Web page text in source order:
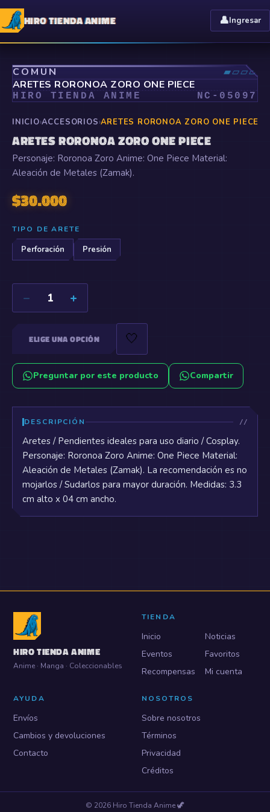
HIRO TIENDA ANIME 👤Ingresar
COMÚN ▰▱▱▱
⤢
ARETES RORONOA ZORO ONE PIECE
HIRO TIENDA ANIME NC- 05097
INICIO›ACCESORIOS›ARETES RORONOA ZORO ONE PIECE
ARETES RORONOA ZORO ONE PIECE
Personaje: Roronoa Zoro Anime: One Piece Material:
Aleación de Metales (Zamak).
$30.000
TIPO DE ARETE
Perforación Presión
− 1 +
ELIGE UNA OPCIÓN 🤍
Preguntar por este producto Compartir
DESCRIPCIÓN
Aretes / Pendientes ideales para uso diario / Cosplay.
Personaje: Roronoa Zoro Anime: One Piece Material:
Aleación de Metales (Zamak). La recomendación es no
mojarlos / Sudarlos para mayor duración. Medidas: 3.3
cm alto x 04 cm ancho.
HIRO TIENDA ANIME
Anime · Manga · Coleccionables
TIENDA
Inicio
Noticias
Eventos
Favoritos
Recompensas
Mi cuenta
AYUDA
Envíos
Cambios y devoluciones
Contacto
NOSOTROS
Sobre nosotros
Términos
Privacidad
Créditos
© 2026 Hiro Tienda Anime🦖